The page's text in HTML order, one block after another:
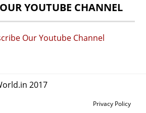
YOUTUBE CHANNEL
Our Youtube Channel
2017
Privacy Policy